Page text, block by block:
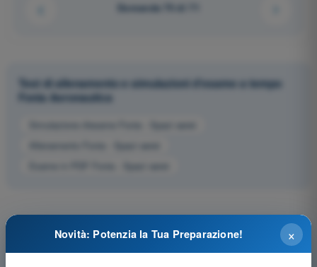
Domanda 70 di 71
Test di allenamento e simulazioni d'esame a tempo
Fonia Aeronautica
Simulazione d'esame Fonia - Spazi aerei
Allenamento Fonia - Spazi aerei
Esame in PDF Fonia - Spazi aerei
×
Novità: Potenzia la Tua Preparazione!